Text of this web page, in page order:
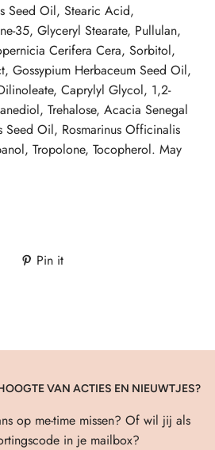
Seed Oil, Stearic Acid,
35, Glyceryl Stearate, Pullulan,
Cerifera Cera, Sorbitol,
Gossypium Herbaceum Seed Oil,
Caprylyl Glycol, 1,2-
Trehalose, Acacia Senegal
Seed Oil, Rosmarinus Officinalis
Tropolone, Tocopherol. May
Pin it
VAN ACTIES EN NIEUWTJES?
op me-time missen? Of wil jij als
in je mailbox?